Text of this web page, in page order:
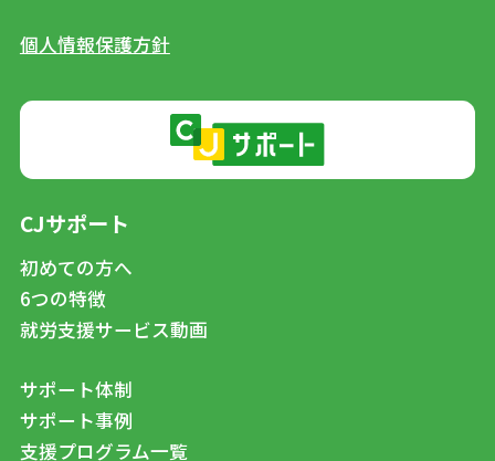
個人情報保護方針
CJサポート
初めての方へ
6つの特徴
就労支援サービス動画
サポート体制
サポート事例
支援プログラム一覧